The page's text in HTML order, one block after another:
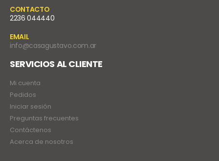
CONTACTO
2236 044440
EMAIL
info@casagustavo.com.ar
SERVICIOS AL CLIENTE
Mi cuenta
Pedidos
Iniciar sesión
Preguntas frecuentes
Contáctenos
Acerca de nosotros